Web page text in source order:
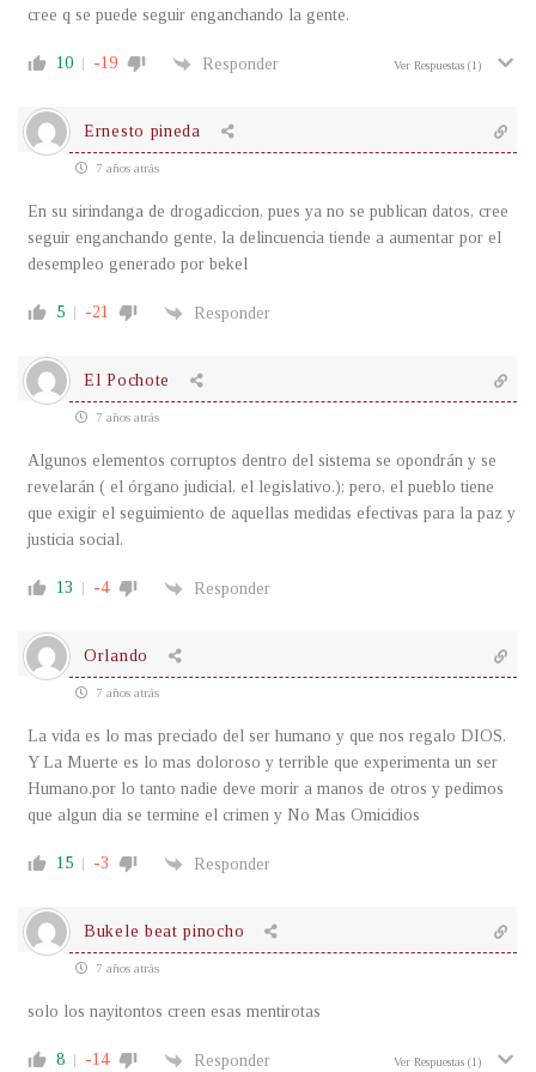
cree q se puede seguir enganchando la gente.
10 -19 Responder Ver Respuestas (1)
Ernesto pineda
7 años atrás
En su sirindanga de drogadiccion, pues ya no se publican datos, cree
seguir enganchando gente, la delincuencia tiende a aumentar por el
desempleo generado por bekel
5 -21 Responder
El Pochote
7 años atrás
Algunos elementos corruptos dentro del sistema se opondrán y se
revelarán ( el órgano judicial, el legislativo.); pero, el pueblo tiene
que exigir el seguimiento de aquellas medidas efectivas para la paz y
justicia social.
13 -4 Responder
Orlando
7 años atrás
La vida es lo mas preciado del ser humano y que nos regalo DIOS.
Y La Muerte es lo mas doloroso y terrible que experimenta un ser
Humano.por lo tanto nadie deve morir a manos de otros y pedimos
que algun dia se termine el crimen y No Mas Omicidios
15 -3 Responder
Bukele beat pinocho
7 años atrás
solo los nayitontos creen esas mentirotas
8 -14 Responder Ver Respuestas (1)